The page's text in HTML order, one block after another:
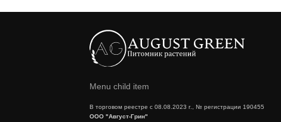
Menu child item
В торговом реестре с 08.08.2023 г., № регистрации 190455
ООО "Август-Грин"